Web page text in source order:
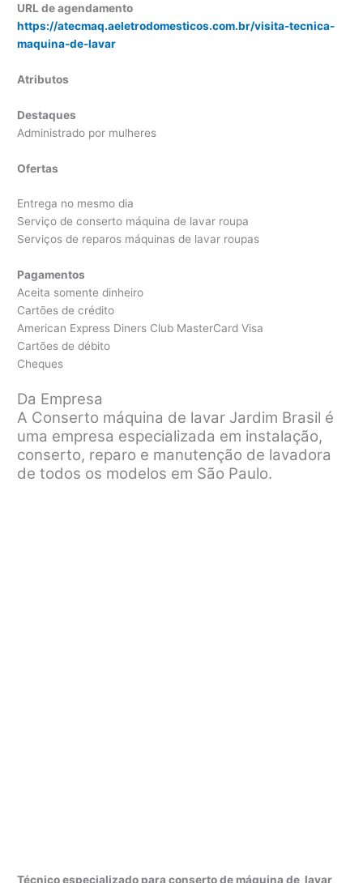
URL de agendamento
https://atecmaq.aeletrodomesticos.com.br/visita-tecnica-
maquina-de-lavar
Atributos
Destaques
Administrado por mulheres
Ofertas
Entrega no mesmo dia
Serviço de conserto máquina de lavar roupa
Serviços de reparos máquinas de lavar roupas
Pagamentos
Aceita somente dinheiro
Cartões de crédito
American Express Diners Club MasterCard Visa
Cartões de débito
Cheques
Da Empresa
A Conserto máquina de lavar Jardim Brasil é
uma empresa especializada em instalação,
conserto, reparo e manutenção de lavadora
de todos os modelos em São Paulo.
Técnico especializado para conserto de máquina de lavar